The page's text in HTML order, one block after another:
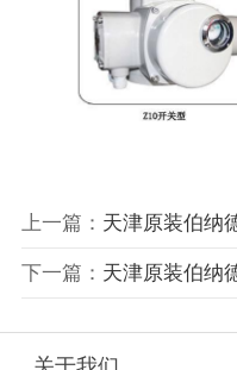
上一篇： 天津原装伯纳
下一篇： 天津原装伯纳